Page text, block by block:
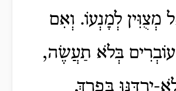
מְצֻוִּין לְמָנְעוֹ. וְאִם
עוֹבְרִים בְּלֹא תַעֲשֶׂה,
יִרְדֶּנּוּ בְּפֶרֶךְ,